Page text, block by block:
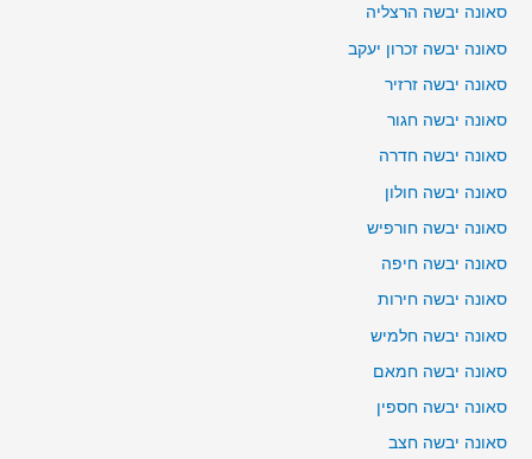
סאונה יבשה הרצליה
סאונה יבשה זכרון יעקב
סאונה יבשה זרזיר
סאונה יבשה חגור
סאונה יבשה חדרה
סאונה יבשה חולון
סאונה יבשה חורפיש
סאונה יבשה חיפה
סאונה יבשה חירות
סאונה יבשה חלמיש
סאונה יבשה חמאם
סאונה יבשה חספין
סאונה יבשה חצב